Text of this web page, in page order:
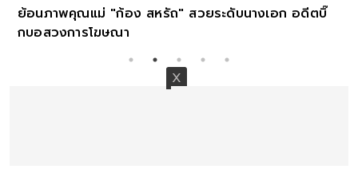
คุณแม่ "ก้อง สหรัถ" สวยระดับนางเอก อดีตบิ๊
การโฆษณา